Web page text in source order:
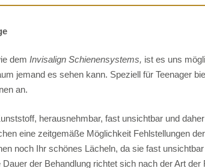
dem Invisalign Schienensystems, ist es uns
jemand es sehen kann. Speziell für Teenager
an.
herausnehmbar, fast unsichtbar und
eine zeitgemäße Möglichkeit Fehlstellungen
noch Ihr schönes Lächeln, da sie fast
der Behandlung richtet sich nach der Art der